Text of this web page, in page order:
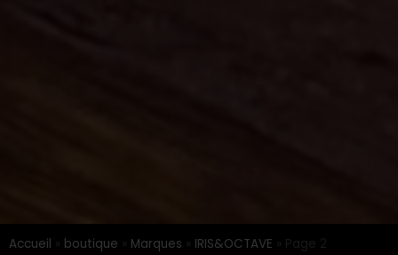
Accueil » boutique » Marques » IRIS&OCTAVE » Page 2